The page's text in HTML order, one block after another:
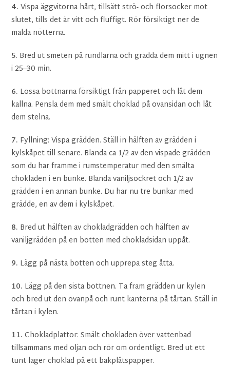
4. Vispa äggvitorna hårt, tillsätt strö- och florsocker mot
slutet, tills det är vitt och fluffigt. Rör försiktigt ner de
malda nötterna.
5. Bred ut smeten på rundlarna och grädda dem mitt i ugnen
i 25–30 min.
6. Lossa bottnarna försiktigt från papperet och låt dem
kallna. Pensla dem med smält choklad på ovansidan och låt
dem stelna.
7. Fyllning: Vispa grädden. Ställ in hälften av grädden i
kylskåpet till senare. Blanda ca 1/2 av den vispade grädden
som du har framme i rumstemperatur med den smälta
chokladen i en bunke. Blanda vaniljsockret och 1/2 av
grädden i en annan bunke. Du har nu tre bunkar med
grädde, en av dem i kylskåpet.
8. Bred ut hälften av choklad­grädden och hälften av
vaniljgrädden på en botten med chokladsidan uppåt.
9. Lägg på nästa botten och upprepa steg åtta.
10. Lägg på den sista bottnen. Ta fram grädden ur kylen
och bred ut den ovanpå och runt kanterna på tårtan. Ställ in
tårtan i kylen.
11. Chokladplattor: Smält chokladen över vattenbad
tillsammans med oljan och rör om ordentligt. Bred ut ett
tunt lager choklad på ett bakplåtspapper.